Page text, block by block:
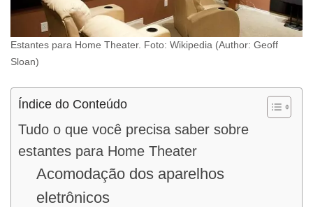
Estantes para Home Theater. Foto: Wikipedia (Author: Geoff
Sloan)
Índice do Conteúdo
Tudo o que você precisa saber sobre
estantes para Home Theater
Acomodação dos aparelhos
eletrônicos